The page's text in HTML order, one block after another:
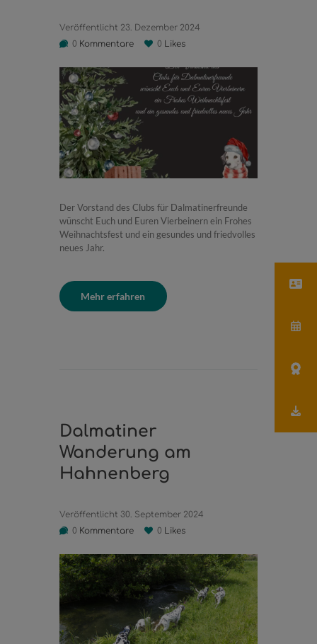
Veröffentlicht 23. Dezember 2024
0 Kommentare 0 Likes
Der Vorstand des Clubs für Dalmatinerfreunde
wünscht Euch und Euren Vierbeinern ein Frohes
Weihnachtsfest und ein gesundes und friedvolles
neues Jahr.
Mehr erfahren
Dalmatiner
Wanderung am
Hahnenberg
Veröffentlicht 30. September 2024
0 Kommentare 0 Likes